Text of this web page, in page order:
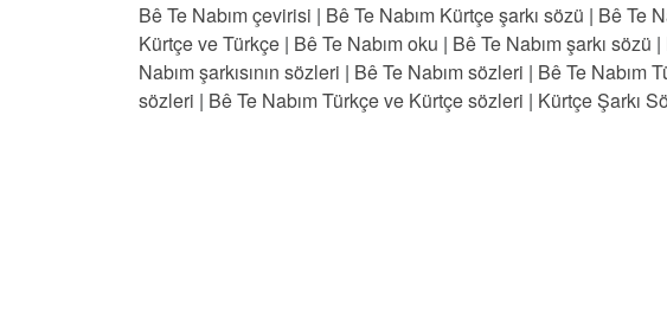
Bê Te Nabım çevirisi | Bê Te Nabım Kürtçe şarkı sözü | Bê Te
Kürtçe ve Türkçe | Bê Te Nabım oku | Bê Te Nabım şarkı sözü |
Nabım şarkısının sözleri | Bê Te Nabım sözleri | Bê Te Nabım
sözleri | Bê Te Nabım Türkçe ve Kürtçe sözleri | Kürtçe Şarkı